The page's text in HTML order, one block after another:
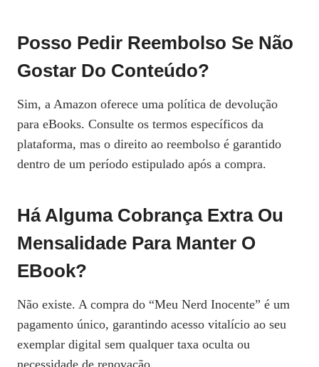
Posso Pedir Reembolso Se Não
Gostar Do Conteúdo?
Sim, a Amazon oferece uma política de devolução
para eBooks. Consulte os termos específicos da
plataforma, mas o direito ao reembolso é garantido
dentro de um período estipulado após a compra.
Há Alguma Cobrança Extra Ou
Mensalidade Para Manter O
EBook?
Não existe. A compra do “Meu Nerd Inocente” é um
pagamento único, garantindo acesso vitalício ao seu
exemplar digital sem qualquer taxa oculta ou